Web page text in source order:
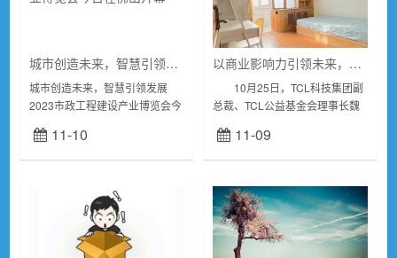
城市创造未来，智慧引领发展 2023市政工程建设产业博览会今日在佛山开幕
城市创造未来，智慧引领发展
2023市政工程建设产业博览会今
政风采。11月9日上午，2023市
政工程建设产业博览会(以下简称
11-10
以商业影响力引领未来，TCL魏雪在《财富》榜单中获得高度认可
10月25日，TCL科技集团副
总裁、TCL公益基金会理事长魏
国最具影响力的商界女性”榜单，
这份始终坚持展现中国商界女性
11-09